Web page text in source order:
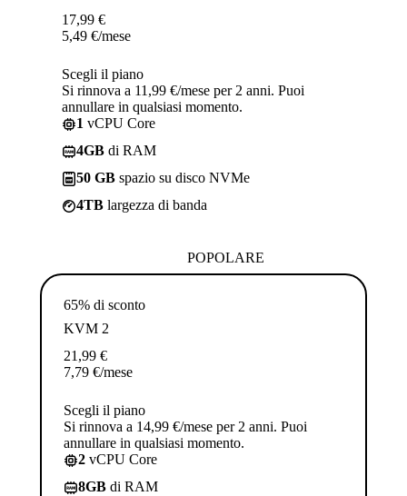
17,99 €
5,49 €/mese
Scegli il piano
Si rinnova a 11,99 €/mese per 2 anni. Puoi
annullare in qualsiasi momento.
1 vCPU Core
4GB di RAM
50 GB spazio su disco NVMe
4TB largezza di banda
POPOLARE
65% di sconto
KVM 2
21,99 €
7,79 €/mese
Scegli il piano
Si rinnova a 14,99 €/mese per 2 anni. Puoi
annullare in qualsiasi momento.
2 vCPU Core
8GB di RAM